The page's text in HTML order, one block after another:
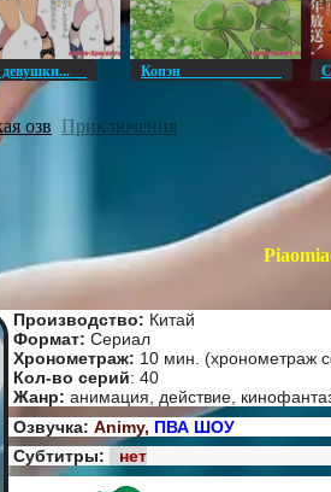
девушки... Копэн
озв Приключения
Производство: Китай
Формат: Сериал
Хронометраж: 10 мин. (хронометраж
Кол-во серий: 40
Жанр: анимация, действие,
Озвучка: Animy, ПВА ШОУ
Субтитры:
нет